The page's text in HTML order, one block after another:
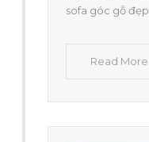
sofa góc gỗ đẹp
Read More